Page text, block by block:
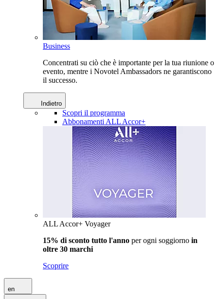
Business
Concentrati su ciò che è importante per la tua riunione o
evento, mentre i Novotel Ambassadors ne garantiscono
il successo.
Indietro
Scopri il programma
Abbonamenti ALL Accor+
ALL Accor+ Voyager
15% di sconto tutto l'anno per ogni soggiorno in
oltre 30 marchi
Scoprire
en